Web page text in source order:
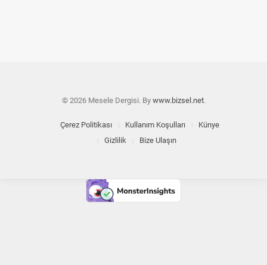
© 2026 Mesele Dergisi. By www.bizsel.net.
Çerez Politikası Kullanım Koşulları
Künye
Gizlilik
Bize Ulaşın